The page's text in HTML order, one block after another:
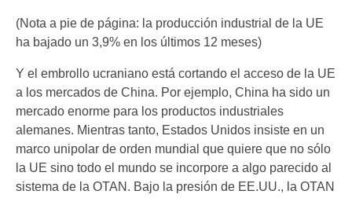
(Nota a pie de página: la producción industrial de la UE
ha bajado un 3,9% en los últimos 12 meses)
Y el embrollo ucraniano está cortando el acceso de la UE
a los mercados de China. Por ejemplo, China ha sido un
mercado enorme para los productos industriales
alemanes. Mientras tanto, Estados Unidos insiste en un
marco unipolar de orden mundial que quiere que no sólo
la UE sino todo el mundo se incorpore a algo parecido al
sistema de la OTAN. Bajo la presión de EE.UU., la OTAN